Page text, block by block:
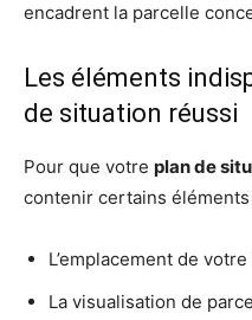
encadrent la parcelle
Les éléments
de situation réussi
Pour que votre plan de
contenir certains
L’emplacement de
La visualisation de